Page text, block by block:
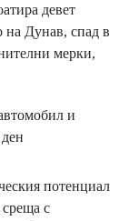
девет
на Дунав, спад в
мерки,
и
потенциал
с